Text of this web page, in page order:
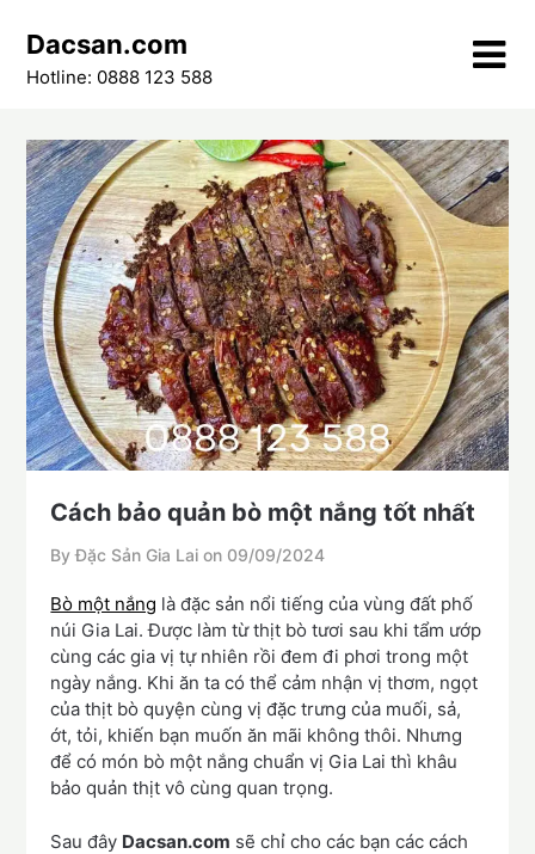
content
Dacsan.com
Hotline: 0888 123 588
Cách bảo quản bò một nắng tốt nhất
By Đặc Sản Gia Lai on 09/09/2024
Bò một nắng là đặc sản nổi tiếng của vùng đất phố
núi Gia Lai. Được làm từ thịt bò tươi sau khi tẩm ướp
cùng các gia vị tự nhiên rồi đem đi phơi trong một
ngày nắng. Khi ăn ta có thể cảm nhận vị thơm, ngọt
của thịt bò quyện cùng vị đặc trưng của muối, sả,
ớt, tỏi, khiến bạn muốn ăn mãi không thôi. Nhưng
để có món bò một nắng chuẩn vị Gia Lai thì khâu
bảo quản thịt vô cùng quan trọng.
Sau đây Dacsan.com sẽ chỉ cho các bạn các cách